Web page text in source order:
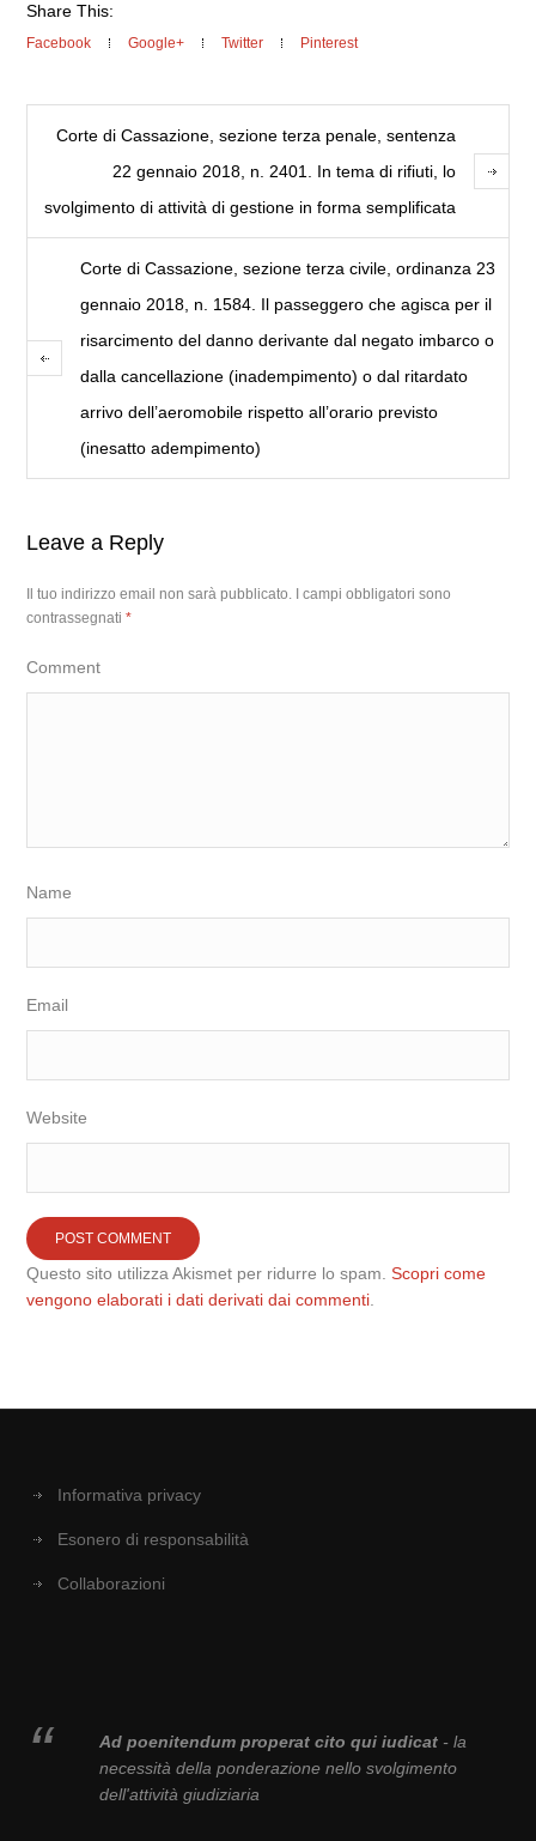
Share This:
Facebook Google+ Twitter Pinterest
Corte di Cassazione, sezione terza penale, sentenza
22 gennaio 2018, n. 2401. In tema di rifiuti, lo
svolgimento di attività di gestione in forma semplificata
Corte di Cassazione, sezione terza civile, ordinanza 23
gennaio 2018, n. 1584. Il passeggero che agisca per il
risarcimento del danno derivante dal negato imbarco o
dalla cancellazione (inadempimento) o dal ritardato
arrivo dell’aeromobile rispetto all’orario previsto
(inesatto adempimento)
Leave a Reply
Il tuo indirizzo email non sarà pubblicato.
I campi obbligatori sono
contrassegnati*
Comment
Name
Email
Website
Questo sito utilizza Akismet per ridurre lo spam.Scopri come
vengono elaborati i dati derivati dai commenti
Informativa privacy
Esonero di responsabilità
Collaborazioni
Ad poenitendum properat cito qui iudicat- la
necessità della ponderazione nello svolgimento
dell'attività giudiziaria